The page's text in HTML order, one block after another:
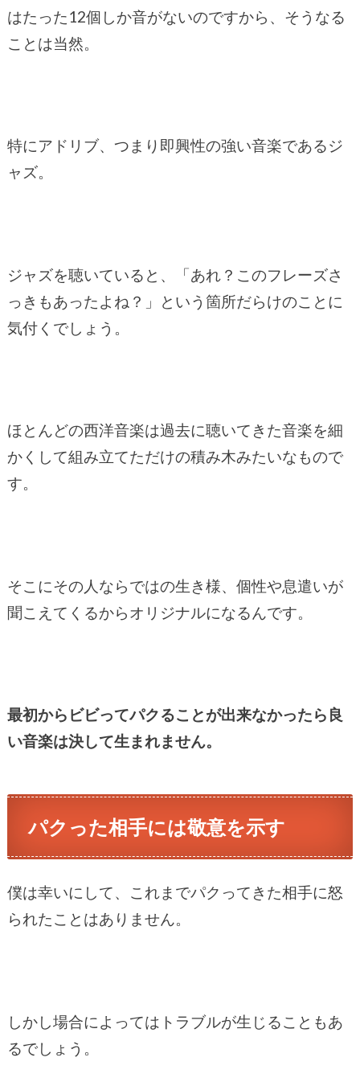
はたった12個しか音がないのですから、そうなる
ことは当然。
特にアドリブ、つまり即興性の強い音楽であるジ
ャズ。
ジャズを聴いていると、「あれ？このフレーズさ
っきもあったよね？」という箇所だらけのことに
気付くでしょう。
ほとんどの西洋音楽は過去に聴いてきた音楽を細
かくして組み立てただけの積み木みたいなもので
す。
そこにその人ならではの生き様、個性や息遣いが
聞こえてくるからオリジナルになるんです。
最初からビビってパクることが出来なかったら良
い音楽は決して生まれません。
パクった相手には敬意を示す
僕は幸いにして、これまでパクってきた相手に怒
られたことはありません。
しかし場合によってはトラブルが生じることもあ
るでしょう。